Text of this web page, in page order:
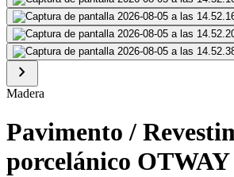
chevron_right
Madera
Pavimento /
porcelánico OTWAY